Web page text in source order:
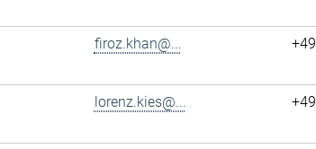
firoz.khan@...
lorenz.kies@...